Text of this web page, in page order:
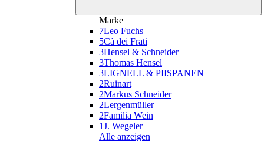
Marke
7Leo Fuchs
5Cà dei Frati
3Hensel & Schneider
3Thomas Hensel
3LIGNELL & PIISPANEN
2Ruinart
2Markus Schneider
2Lergenmüller
2Familia Wein
1J. Wegeler
Alle anzeigen